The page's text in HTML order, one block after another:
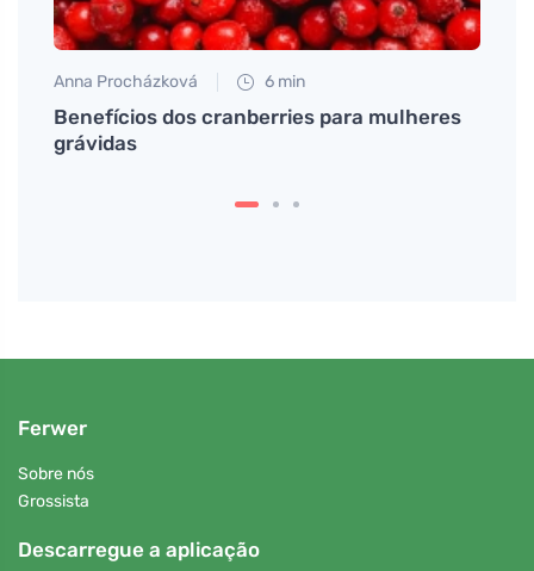
Anna Procházková 6 min
Benefícios dos cranberries para mulheres
grávidas
Ferwer
Sobre nós
Grossista
Descarregue a aplicação